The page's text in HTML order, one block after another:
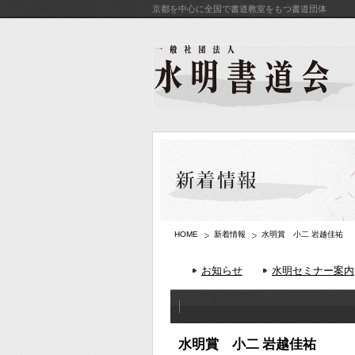
京都を中心に全国で書道教室をもつ書道団体
HOME 新着情報 水明賞 小二 岩越佳祐
お知らせ 水明セミナー案内
水明賞 小二 岩越佳祐